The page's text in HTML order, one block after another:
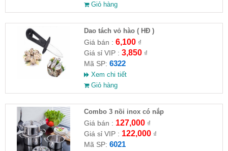
Giỏ hàng
Dao tách vỏ hào ( HĐ )
Giá bán : 6,100₫
Giá sỉ VIP : 3,850₫
Mã SP: 6322
Xem chi tiết
Giỏ hàng
Combo 3 nồi inox có nắp
Giá bán : 127,000₫
Giá sỉ VIP : 122,000₫
Mã SP: 6021